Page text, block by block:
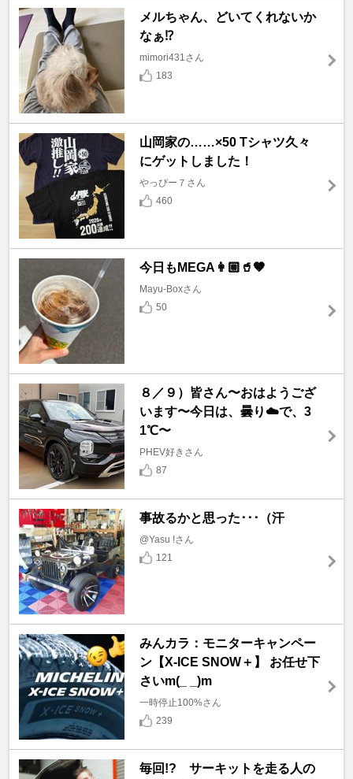
メルちゃん、どいてくれないか
なぁ⁉️
mimori431さん
183
山岡家の……×50 Tシャツ久々
にゲットしました！
やっぴー７さん
460
今日もMEGA👩🏼🥤🤎
Mayu-Boxさん
50
８／９）皆さん〜おはようござ
います〜今日は、曇り☁️で、3
1℃〜
PHEV好きさん
87
事故るかと思った･･･（汗
@Yasu !さん
121
みんカラ：モニターキャンペー
ン【X-ICE SNOW＋】 お任せ下
さいm(_ _)m
一時停止100%さん
239
毎回!? サーキットを走る人の